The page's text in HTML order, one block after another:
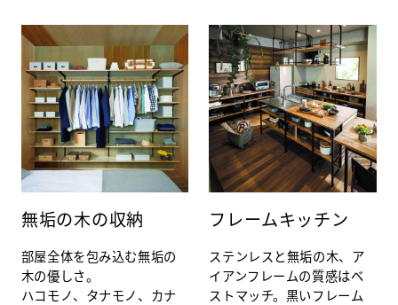
無垢の木の収納
部屋全体を包み込む無垢の
木の優しさ。
ハコモノ、タナモノ、カナ
フレームキッチン
ステンレスと無垢の木、ア
イアンフレームの質感はベ
ストマッチ。黒いフレーム